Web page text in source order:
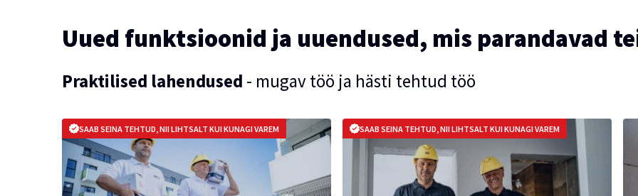
Uued funktsioonid ja uuendused, mis parandavad
Praktilised lahendused - mugav töö ja hästi tehtud töö
SAAB SEINA TEHTUD, NII LIHTSALT KUI KUNAGI VAREM SAAB SEINA TEHTUD, NII LIHTSALT KUI KUNAGI VAREM